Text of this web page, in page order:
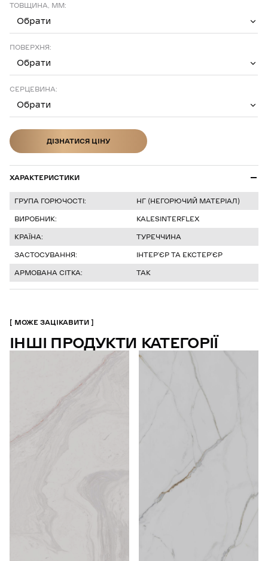
ТОВЩИНА, ММ:
Обрати
ПОВЕРХНЯ:
Обрати
СЕРЦЕВИНА:
Обрати
ДІЗНАТИСЯ ЦІНУ
ХАРАКТЕРИСТИКИ
ГРУПА ГОРЮЧОСТІ:
НГ (НЕГОРЮЧИЙ МАТЕРІАЛ)
ВИРОБНИК:
KALESINTERFLEX
КРАЇНА:
ТУРЕЧЧИНА
ЗАСТОСУВАННЯ:
ІНТЕРʼЄР ТА ЕКСТЕРʼЄР
АРМОВАНА СІТКА:
ТАК
МОЖЕ ЗАЦІКАВИТИ
ІНШІ ПРОДУКТИ КАТЕГОРІЇ